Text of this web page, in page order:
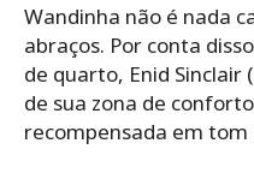
Wandinha não é nada
abraços. Por conta
de quarto, Enid Sinclair
de sua zona de
recompensada em tom